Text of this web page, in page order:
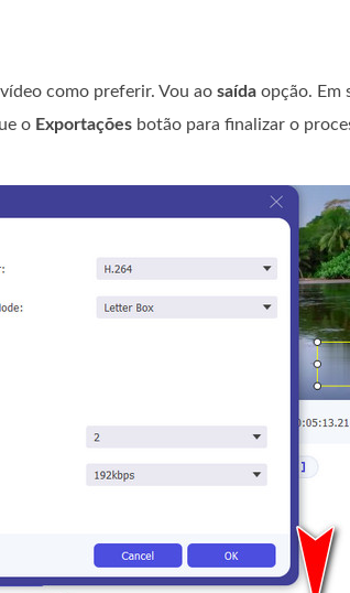
como preferir. Vou ao saída opção. Em
o Exportações botão para finalizar o